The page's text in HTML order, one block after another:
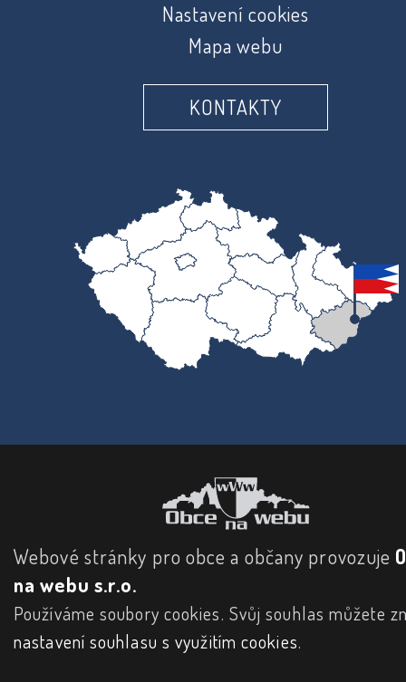
Nastavení cookies
Mapa webu
KONTAKTY
Webové stránky pro obce a občany provozuje
na webu s.r.o.
Používáme soubory cookies. Svůj souhlas můžete
nastavení souhlasu s využitím cookies.